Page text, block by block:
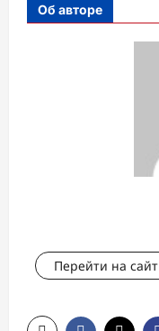
Об авторе
Перейти на сайт